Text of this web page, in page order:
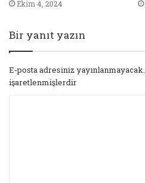
Ekim 4, 2024
Bir yanıt yazın
E-posta adresiniz yayınlanmayacak.
işaretlenmişlerdir